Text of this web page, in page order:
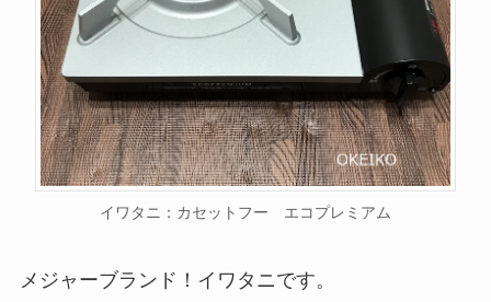
イワタニ：カセットフー エコプレミアム
メジャーブランド！イワタニです。